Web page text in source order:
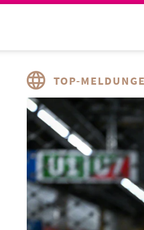
TOP-